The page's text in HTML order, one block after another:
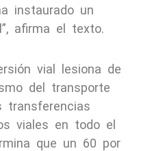
instaurado un
afirma el texto.
vial lesiona de
del transporte
viales en todo el
que un 60 por